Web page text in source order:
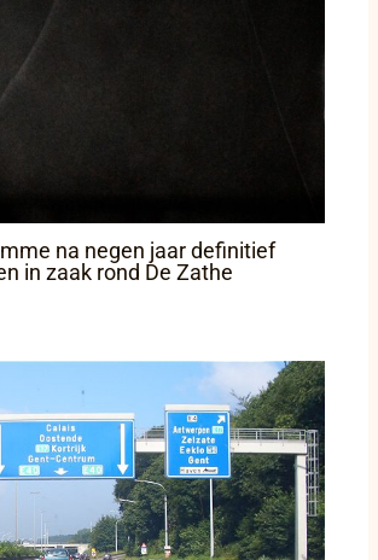
na negen jaar definitief
in zaak rond De Zathe